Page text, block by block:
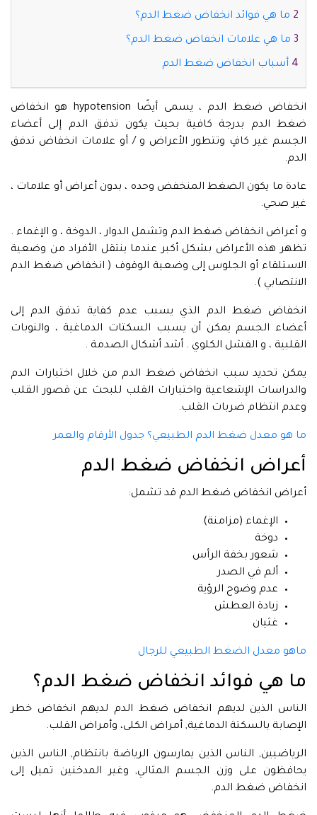
ما هي فوائد انخفاض ضغط الدم؟
ما هي علامات انخفاض ضغط الدم؟
أسباب انخفاض ضغط الدم
انخفاض ضغط الدم ، يسمى أيضًا hypotension هو انخفاض
ضغط الدم بدرجة كافية بحيث يكون تدفق الدم إلى أعضاء
الجسم غير كافٍ وتتطور الأعراض و / أو علامات انخفاض تدفق
الدم.
عادة ما يكون الضغط المنخفض وحده ، بدون أعراض أو علامات ،
غير صحي.
و أعراض انخفاض ضغط الدم وتشمل الدوار ، الدوخة ، و الإغماء .
تظهر هذه الأعراض بشكل أكبر عندما ينتقل الأفراد من وضعية
الاستلقاء أو الجلوس إلى وضعية الوقوف ( انخفاض ضغط الدم
الانتصابي ).
انخفاض ضغط الدم الذي يسبب عدم كفاية تدفق الدم إلى
أعضاء الجسم يمكن أن يسبب السكتات الدماغية ، والنوبات
القلبية ، و الفشل الكلوي . أشد أشكال الصدمة .
يمكن تحديد سبب انخفاض ضغط الدم من خلال اختبارات الدم
والدراسات الإشعاعية واختبارات القلب للبحث عن قصور القلب
وعدم انتظام ضربات القلب.
ما هو معدل ضغط الدم الطبيعي؟ جدول الأرقام والعمر
أعراض انخفاض ضغط الدم
أعراض انخفاض ضغط الدم قد تشمل:
الإغماء (مزامنة)
دوخة
شعور بخفة الرأس
ألم في الصدر
عدم وضوح الرؤية
زيادة العطش
غثيان
ماهو معدل الضغط الطبيعي للرجال
ما هي فوائد انخفاض ضغط الدم؟
الناس الذين لديهم انخفاض ضغط الدم لديهم انخفاض خطر
الإصابة بالسكتة الدماغية, أمراض الكلى، وأمراض القلب.
الرياضيين, الناس الذين يمارسون الرياضة بانتظام, الناس الذين
يحافظون على وزن الجسم المثالي, وغير المدخنين تميل إلى
انخفاض ضغط الدم.